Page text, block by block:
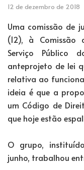
12 de dezembro de 2018
Uma comissão de
(12), à Comissão
Serviço Público
anteprojeto de lei
relativa ao
ideia é que a
um Código de
que hoje estão
O grupo,
junho, trabalhou